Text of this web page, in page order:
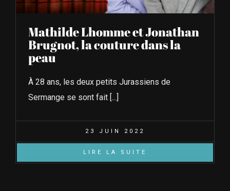
Mathilde Lhomme et Jonathan
Brugnot, la couture dans la
peau
À 28 ans, les deux petits Jurassiens de
Sermange se sont fait [...]
23 JUIN 2022
LIRE LA SUITE